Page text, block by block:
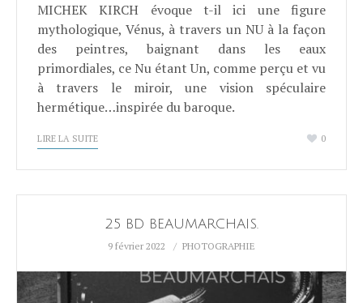
MICHEK KIRCH évoque t-il ici une figure
mythologique, Vénus, à travers un NU à la façon
des peintres, baignant dans les eaux
primordiales, ce Nu étant Un, comme perçu et vu
à travers le miroir, une vision spéculaire
hermétique…inspirée du baroque.
LIRE LA SUITE 0
25 BD BEAUMARCHAIS.
9 février 2022 PHOTOGRAPHIE